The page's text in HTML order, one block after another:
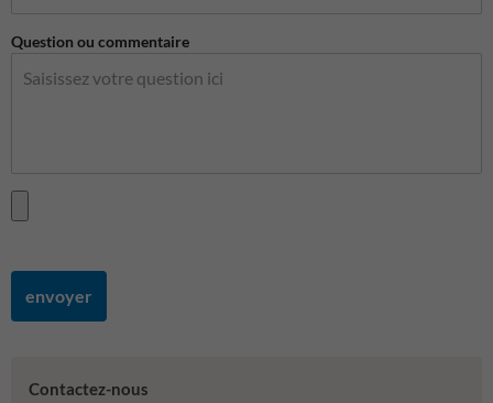
Question ou commentaire
envoyer
Contactez-nous